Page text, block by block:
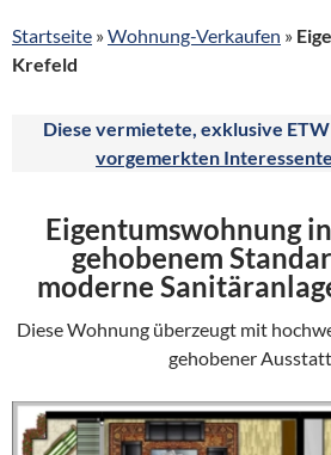
Startseite »Wohnung-Verkaufen »
Krefeld
Diese vermietete, exklusive
vorgemerkten
Eigentumswohnung
gehobenem
moderne
Diese Wohnung überzeugt mit
gehobener